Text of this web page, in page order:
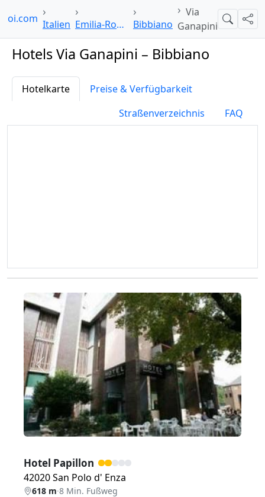
Italien Emilia-Romagna Bibbiano
Via
Ganapini
Suche
Hotels Via Ganapini – Bibbiano
Hotelkarte
Preise & Verfügbarkeit
Straßenverzeichnis
FAQ
Zurück
Hotel Papillon
42020 San Polo d' Enza
618 m·8 Min. Fußweg